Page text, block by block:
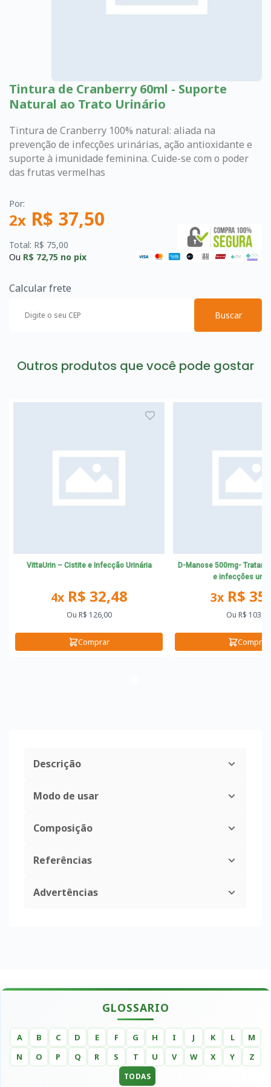
Tintura de Cranberry 60ml - Suporte
Natural ao Trato Urinário
Tintura de Cranberry 100% natural: aliada na
prevenção de infecções urinárias, ação antioxidante e
suporte à imunidade feminina. Cuide-se com o poder
das frutas vermelhas
Por:
2x R$ 37,50
Total: R$ 75,00
Ou R$ 72,75 no pix
Calcular frete
Buscar
Outros produtos que você pode gostar
VittaUrin – Cistite e Infecção Urinária
4xR$ 32,48
Ou R$ 126,00
Comprar
D-Manose 500mg-
e infecções
3xR$
Ou R$ 103,79
Comprar
Descrição
Modo de usar
Composição
Referências
Advertências
GLOSSARIO
A B C D E F G H I J K L
M
N
O P Q R S T U V W X Y Z
TODAS